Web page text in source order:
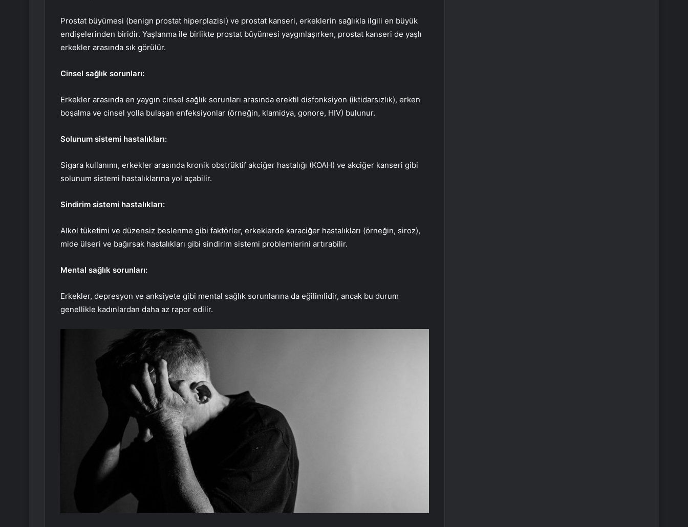
Prostat büyümesi (benign prostat hiperplazisi) ve prostat kanseri, erkeklerin sağlıkla ilgili en büyük
endişelerinden biridir. Yaşlanma ile birlikte prostat büyümesi yaygınlaşırken, prostat kanseri de yaşlı
erkekler arasında sık görülür.
Cinsel sağlık sorunları:
Erkekler arasında en yaygın cinsel sağlık sorunları arasında erektil disfonksiyon (iktidarsızlık), erken
boşalma ve cinsel yolla bulaşan enfeksiyonlar (örneğin, klamidya, gonore, HIV) bulunur.
Solunum sistemi hastalıkları:
Sigara kullanımı, erkekler arasında kronik obstrüktif akciğer hastalığı (KOAH) ve akciğer kanseri gibi
solunum sistemi hastalıklarına yol açabilir.
Sindirim sistemi hastalıkları:
Alkol tüketimi ve düzensiz beslenme gibi faktörler, erkeklerde karaciğer hastalıkları (örneğin, siroz),
mide ülseri ve bağırsak hastalıkları gibi sindirim sistemi problemlerini artırabilir.
Mental sağlık sorunları:
Erkekler, depresyon ve anksiyete gibi mental sağlık sorunlarına da eğilimlidir, ancak bu durum
genellikle kadınlardan daha az rapor edilir.